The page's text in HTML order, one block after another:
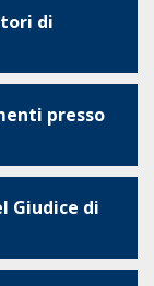
di
presso
Giudice di